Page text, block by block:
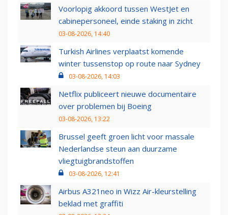
Voorlopig akkoord tussen WestJet en
cabinepersoneel, einde staking in zicht
03-08-2026, 14:40
Turkish Airlines verplaatst komende
winter tussenstop op route naar Sydney
03-08-2026, 14:03
Netflix publiceert nieuwe documentaire
over problemen bij Boeing
03-08-2026, 13:22
Brussel geeft groen licht voor massale
Nederlandse steun aan duurzame
vliegtuigbrandstoffen
03-08-2026, 12:41
Airbus A321neo in Wizz Air-kleurstelling
beklad met graffiti